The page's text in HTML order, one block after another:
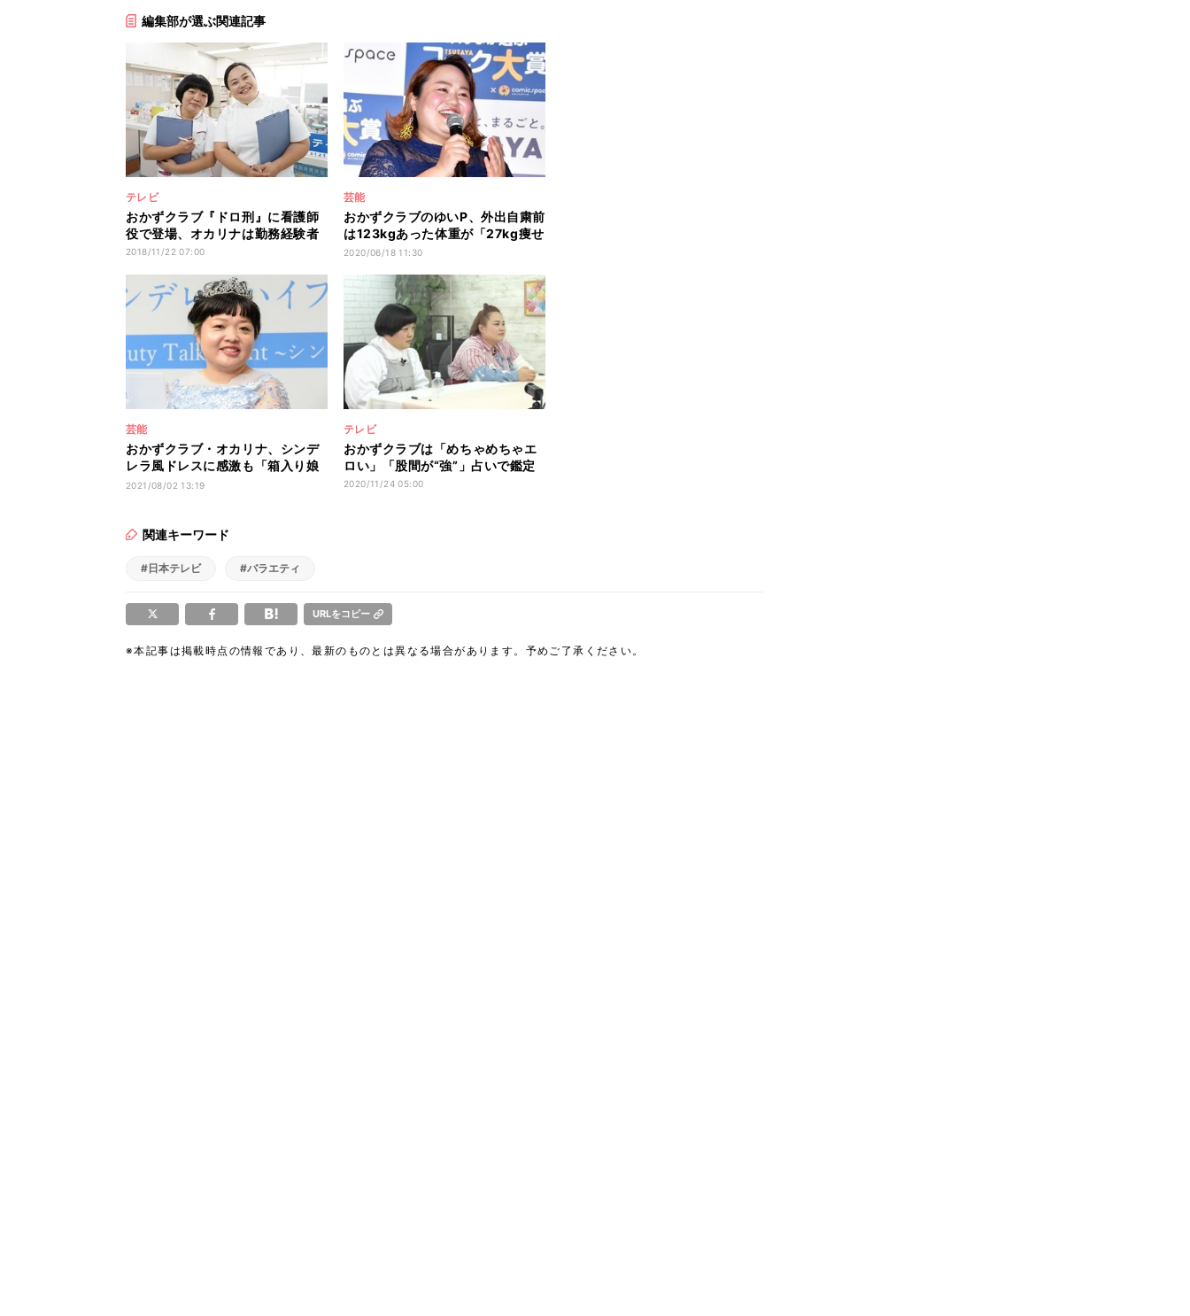
編集部が選ぶ関連記事
テレビ
おかずクラブ『ドロ刑』に看護師
役で登場、オカリナは勤務経験者
2018/11/22 07:00
芸能
おかずクラブのゆいP、外出自粛前
は123kgあった体重が「27kg痩せ
ました!」
2020/06/18 11:30
芸能
おかずクラブ・オカリナ、シンデ
レラ風ドレスに感激も「箱入り娘
感が強い」
2021/08/02 13:19
テレビ
おかずクラブは「めちゃめちゃエ
ロい」「股間が“強”」占いで鑑定
2020/11/24 05:00
関連キーワード
#日本テレビ #バラエティ
URLをコピー
※本記事は掲載時点の情報であり、最新のものとは異なる場合があります。予めご了承ください。